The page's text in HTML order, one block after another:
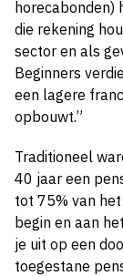
horecabonden)
die rekening
sector en als
Beginners
een lagere
opbouwt.”
Traditioneel
40 jaar een
tot 75% van
begin en aan
je uit op een
toegestane